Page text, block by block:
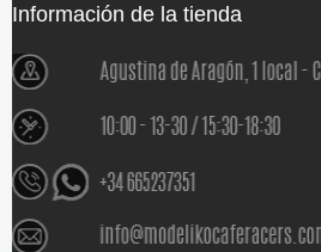
Información de la tienda